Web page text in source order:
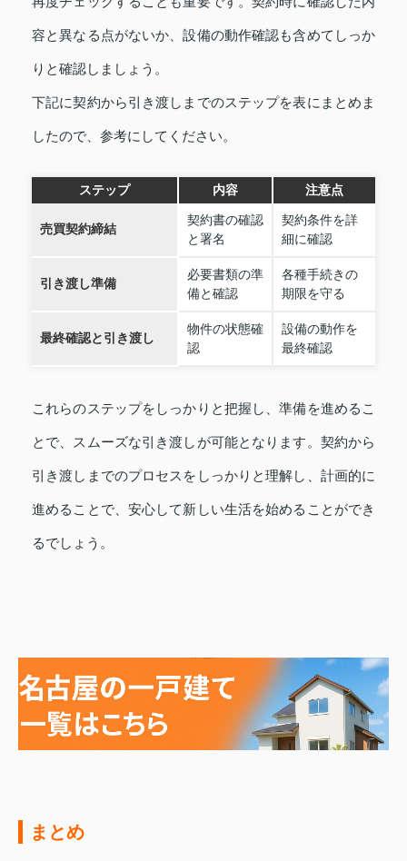
容と異なる点がないか、設備の動作確認も含めてしっか
りと確認しましょう。
下記に契約から引き渡しまでのステップを表にまとめま
したので、参考にしてください。
ステップ 内容 注意点
売買契約締結
契約書の確認
と署名
契約条件を詳
細に確認
引き渡し準備
必要書類の準
備と確認
各種手続きの
期限を守る
最終確認と引き渡し
物件の状態確
認
設備の動作を
最終確認
これらのステップをしっかりと把握し、準備を進めるこ
とで、スムーズな引き渡しが可能となります。契約から
引き渡しまでのプロセスをしっかりと理解し、計画的に
進めることで、安心して新しい生活を始めることができ
るでしょう。
まとめ